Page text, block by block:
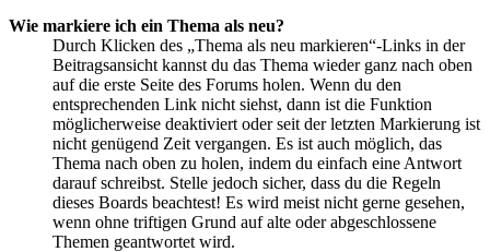
Wie markiere ich ein Thema als neu?
Durch Klicken des „Thema als neu markieren“-Links in der
Beitragsansicht kannst du das Thema wieder ganz nach oben
auf die erste Seite des Forums holen. Wenn du den
entsprechenden Link nicht siehst, dann ist die Funktion
möglicherweise deaktiviert oder seit der letzten Markierung ist
nicht genügend Zeit vergangen. Es ist auch möglich, das
Thema nach oben zu holen, indem du einfach eine Antwort
darauf schreibst. Stelle jedoch sicher, dass du die Regeln
dieses Boards beachtest! Es wird meist nicht gerne gesehen,
wenn ohne triftigen Grund auf alte oder abgeschlossene
Themen geantwortet wird.